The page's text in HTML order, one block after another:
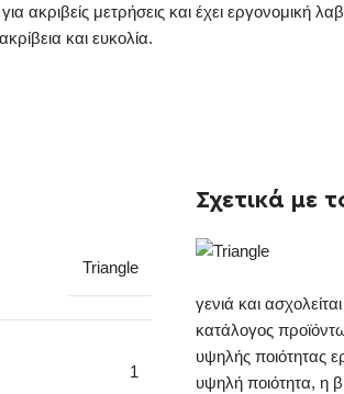
ακριβείς μετρήσεις και έχει εργονομική
και ευκολία.
Triangle
1
Σχετικά με
γενιά και
κατάλογος
υψηλής ποιότητας
υψηλή ποιότητα, η